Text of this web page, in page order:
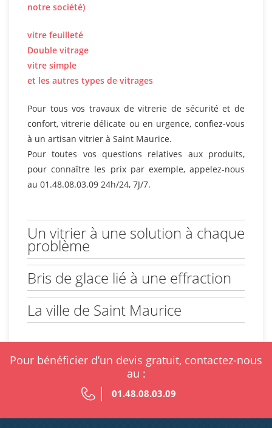
notre société)
vitre feuilleté
Double vitrage
vitre simple
et les autres types de vitrages
Pour tous vos travaux de vitrerie de sécurité et de
confort, vitrerie délicate ou en urgence, confiez-vous
à un artisan vitrier à Saint Maurice.
Pour toutes vos questions relatives aux produits,
pour connaître les prix par exemple, appelez-nous
au 01.48.08.03.09 24h/24, 7J/7.
Un vitrier à une solution à chaque
problème
Bris de glace lié à une effraction
La ville de Saint Maurice
Pour bénéficier d’un devis gratuit, contactez-nous
au :
01.48.08.03.09